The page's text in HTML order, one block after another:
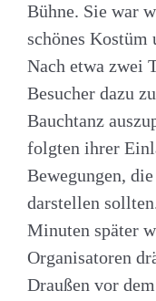
Bühne. Sie war
schönes Kostüm
Nach etwa zwei
Besucher dazu
Bauchtanz
folgten ihrer
Bewegungen,
darstellen
Minuten später
Organisatoren
Draußen vor